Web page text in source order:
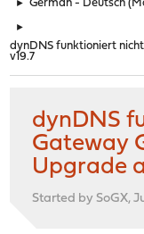
► German - Deutsch
►
dynDNS funktioniert
v19.7
dynDNS
Gateway
Upgrade
Started by SoGX,